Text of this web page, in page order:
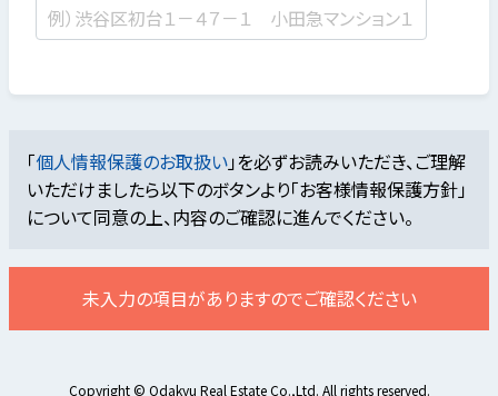
「個人情報保護のお取扱い」を必ずお読みいただき、ご理解
いただけましたら以下のボタンより「お客様情報保護方針」
について同意の上、内容のご確認に進んでください。
未入力の項目がありますのでご確認ください
Copyright © Odakyu Real Estate Co.,Ltd. All rights reserved.